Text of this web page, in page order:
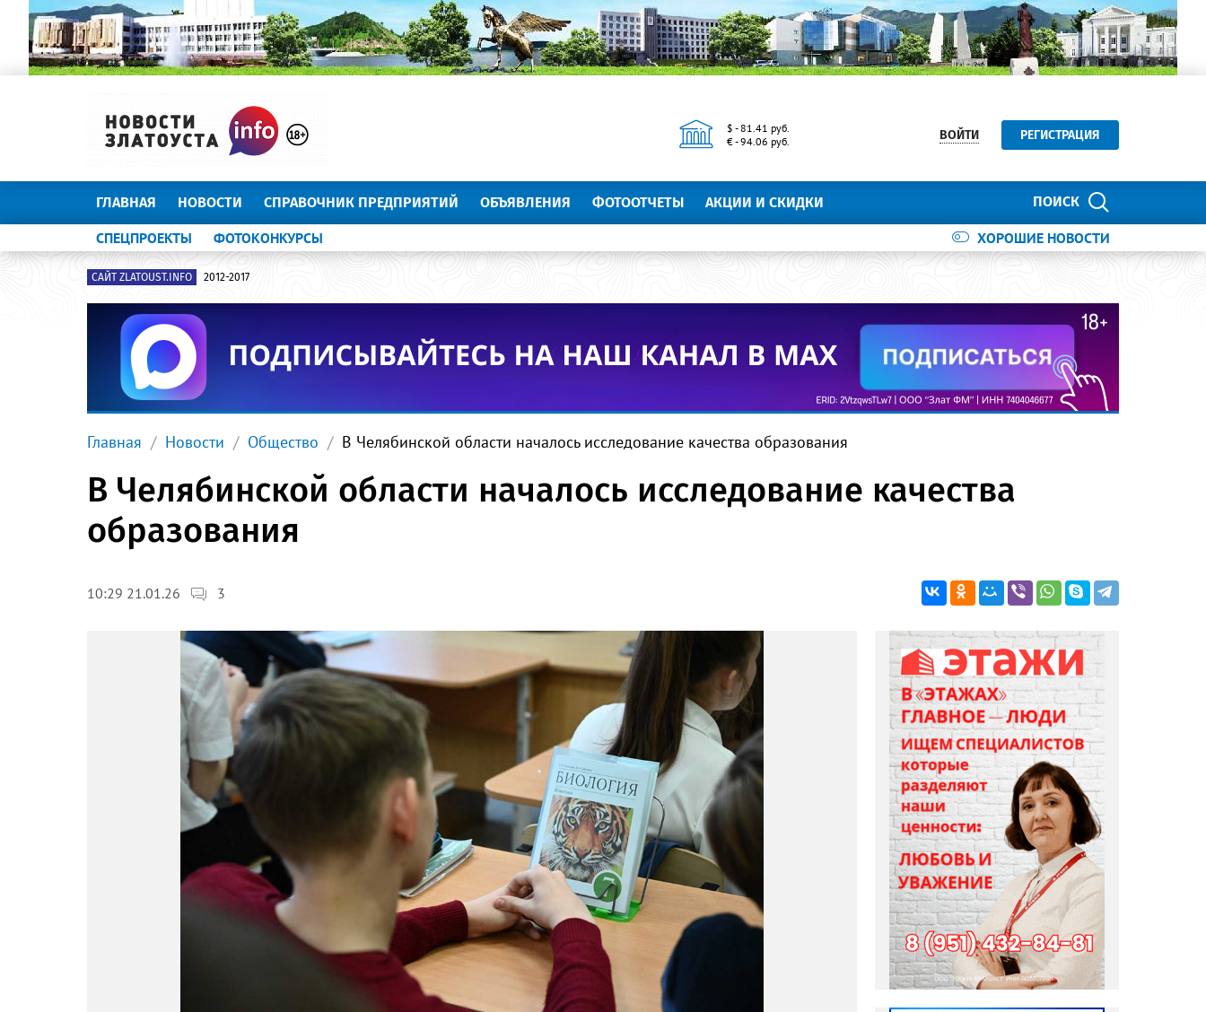
$ - 81.41 руб.
€ - 94.06 руб.
ВОЙТИ РЕГИСТРАЦИЯ
ПОИСК
ГЛАВНАЯ НОВОСТИ СПРАВОЧНИК ПРЕДПРИЯТИЙ ОБЪЯВЛЕНИЯ ФОТООТЧЕТЫ АКЦИИ И СКИДКИ
ХОРОШИЕ НОВОСТИ
СПЕЦПРОЕКТЫ ФОТОКОНКУРСЫ
САЙТ ZLATOUST.INFO 2012-2017
Главная Новости Общество В Челябинской области началось исследование качества образования
В Челябинской области началось исследование качества
образования
10:29 21.01.26 3